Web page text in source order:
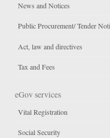
News and Notices
Public Procurement/ Tender
Act, law and directives
Tax and Fees
eGov services
Vital Registration
Social Security